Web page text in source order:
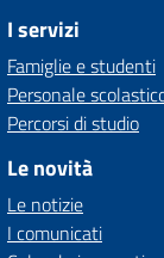
I servizi
Famiglie e studenti
Personale
Percorsi di studio
Le novità
Le notizie
I comunicati